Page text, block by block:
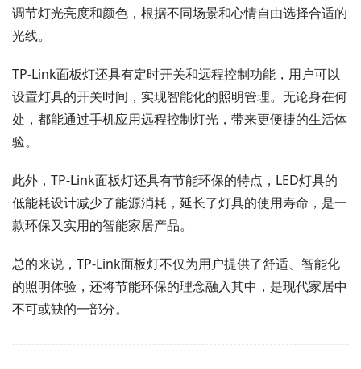
调节灯光亮度和颜色，根据不同场景和心情自由选择合适的
光线。
TP-Link面板灯还具有定时开关和远程控制功能，用户可以
设置灯具的开关时间，实现智能化的照明管理。无论身在何
处，都能通过手机应用远程控制灯光，带来更便捷的生活体
验。
此外，TP-Link面板灯还具有节能环保的特点，LED灯具的
低能耗设计减少了能源消耗，延长了灯具的使用寿命，是一
款环保又实用的智能家居产品。
总的来说，TP-Link面板灯不仅为用户提供了舒适、智能化
的照明体验，还将节能环保的理念融入其中，是现代家居中
不可或缺的一部分。